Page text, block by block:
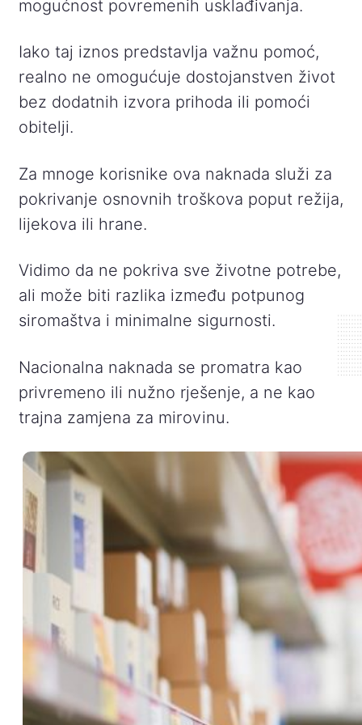
mogućnost povremenih usklađivanja.
Iako taj iznos predstavlja važnu pomoć,
realno ne omogućuje dostojanstven život
bez dodatnih izvora prihoda ili pomoći
obitelji.
Za mnoge korisnike ova naknada služi za
pokrivanje osnovnih troškova poput režija,
lijekova ili hrane.
Vidimo da ne pokriva sve životne potrebe,
ali može biti razlika između potpunog
siromaštva i minimalne sigurnosti.
Nacionalna naknada se promatra kao
privremeno ili nužno rješenje, a ne kao
trajna zamjena za mirovinu.